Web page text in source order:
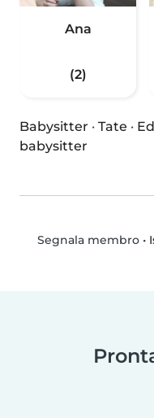
Ana
(2)
Babysitter · Tate ·
babysitter
Segnala membro•